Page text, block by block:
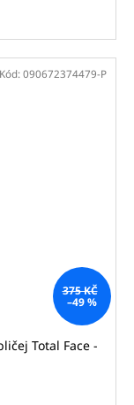
375 KČ
–49 %
Total Face -
Kód: 090672374479-P